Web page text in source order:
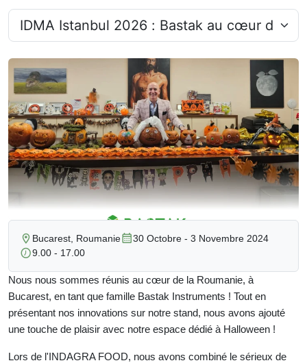
Bucarest, Roumanie
30 Octobre - 3 Novembre 2024
9.00 - 17.00
Nous nous sommes réunis au cœur de la Roumanie, à
Bucarest, en tant que famille Bastak Instruments ! Tout en
présentant nos innovations sur notre stand, nous avons ajouté
une touche de plaisir avec notre espace dédié à Halloween !
Lors de l'INDAGRA FOOD, nous avons combiné le sérieux de